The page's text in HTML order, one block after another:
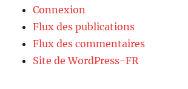
Connexion
Flux des publications
Flux des commentaires
Site de WordPress-FR